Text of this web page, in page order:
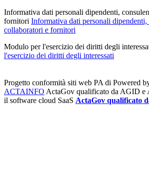
Informativa dati personali dipendenti,
fornitori Informativa dati personali dipendenti,
collaboratori e fornitori
Modulo per l'esercizio dei diritti degli
l'esercizio dei diritti degli interessati
Progetto conformità siti web PA di Powered
ACTAINFO ActaGov qualificato da AGID e
il software cloud SaaS ActaGov qualificato